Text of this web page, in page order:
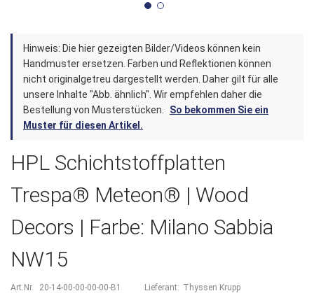
Zum
Anfang
der
Bildergalerie
springen
Hinweis: Die hier gezeigten Bilder/Videos können kein
Handmuster ersetzen. Farben und Reflektionen können
nicht originalgetreu dargestellt werden. Daher gilt für alle
unsere Inhalte "Abb. ähnlich". Wir empfehlen daher die
Bestellung von Musterstücken.
So bekommen Sie ein
Muster für diesen Artikel.
HPL Schichtstoffplatten
Trespa® Meteon® | Wood
Decors | Farbe: Milano Sabbia
NW15
Art.Nr. 20-14-00-00-00-00-B1 Lieferant: Thyssen Krupp